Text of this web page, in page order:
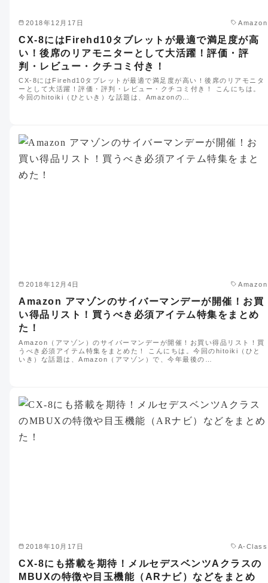
2018年12月17日 Amazon
CX-8にはFirehd10タブレットが最適で満足度が高
い！後席のリアモニターとして大活躍！評価・評
判・レビュー・クチコミ付き！
CX-8にはFirehd10タブレットが最適で満足度が高い！後席のリアモニタ
ーとして大活躍！評価・評判・レビュー・クチコミ付き！ こんにちは。
今回のhitoiki（ひといき）な話題は、Amazonの…
2018年12月4日 Amazon
Amazon アマゾンのサイバーマンデーが開催！お買
い得品リスト！買うべき必須アイテム特集をまとめ
た！
Amazon（アマゾン）のサイバーマンデーが開催！お買い得品リスト！買
うべき必須アイテム特集をまとめた！ こんにちは。今回のhitoiki（ひと
いき）な話題は、Amazon（アマゾン）で、今年最後の…
2018年10月17日 A-Class
CX-8にも搭載を期待！メルセデスベンツAクラスの
MBUXの特徴や目玉機能（ARナビ）などをまとめ